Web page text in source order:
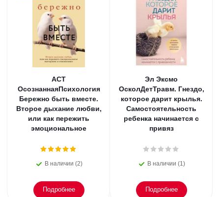
АСТ
ОсознаннаяПсихология
Бережно быть вместе.
Второе дыхание любви,
или как пережить
эмоциональное
В наличии (2)
Подробнее
Эл Эксмо
ОсколДетТравм. Гнездо,
которое дарит крылья.
Самостоятельность
ребенка начинается с
привяз
В наличии (1)
Подробнее